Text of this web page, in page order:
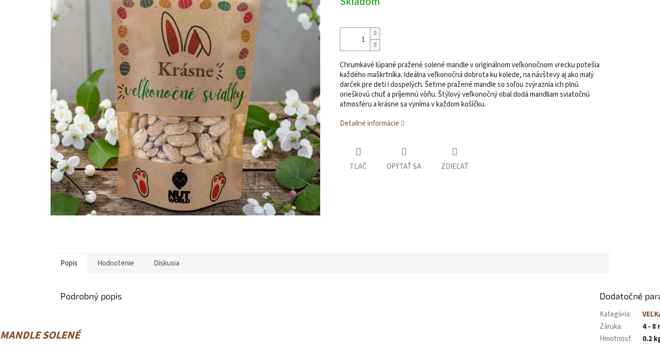
Chrumkavé lúpané pražené solené mandle v originálnom veľkonočnom vrecku potešia
každého maškrtníka. Ideálna veľkonočná dobrota ku kolede, na návštevy aj ako malý
darček pre deti i dospelých. Šetrne pražené mandle so soľou zvýraznia ich plnú
orieškovú chuť a príjemnú vôňu. Štýlový veľkonočný obal dodá mandliam sviatočnú
atmosféru a krásne sa vyníma v každom košíčku.
Detailné informácie
TLAČ OPÝTAŤ SA ZDIEĽAŤ
Popis Hodnotenie Diskusia
Podrobný popis
MANDLE SOLENÉ
Dodatočné
Kategória:
Záruka:
4 - 8
Hmotnosť: 0.2